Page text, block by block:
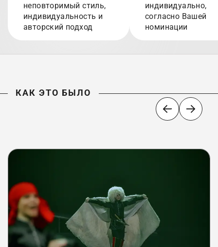
неповторимый стиль,
индивидуальность и
авторский подход
индивидуально,
согласно Вашей
номинации
КАК ЭТО БЫЛО
КАК ЭТО БЫЛО